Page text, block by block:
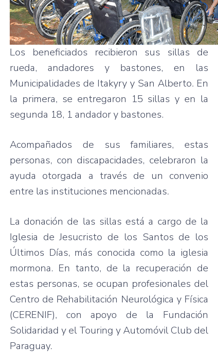
Los beneficiados recibieron sus sillas de
rueda, andadores y bastones, en las
Municipalidades de Itakyry y San Alberto. En
la primera, se entregaron 15 sillas y en la
segunda 18, 1 andador y bastones.
Acompañados de sus familiares, estas
personas, con discapacidades, celebraron la
ayuda otorgada a través de un convenio
entre las instituciones mencionadas.
La donación de las sillas está a cargo de la
Iglesia de Jesucristo de los Santos de los
Últimos Días, más conocida como la iglesia
mormona. En tanto, de la recuperación de
estas personas, se ocupan profesionales del
Centro de Rehabilitación Neurológica y Física
(CERENIF), con apoyo de la Fundación
Solidaridad y el Touring y Automóvil Club del
Paraguay.